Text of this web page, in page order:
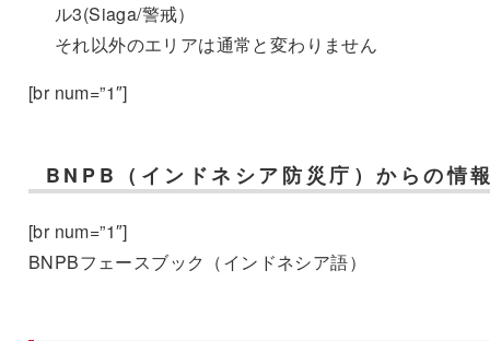
ル3(Siaga/警戒）
それ以外のエリアは通常と変わりません
[br num=”1″]
BNPB（インドネシア防災庁）からの情
[br num=”1″]
BNPBフェースブック（インドネシア語）